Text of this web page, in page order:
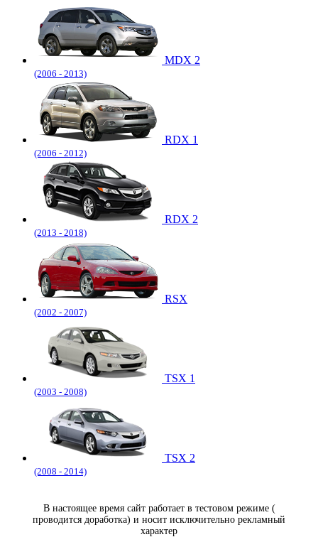
MDX 2
(2006 - 2013)
RDX 1
(2006 - 2012)
RDX 2
(2013 - 2018)
RSX
(2002 - 2007)
TSX 1
(2003 - 2008)
TSX 2
(2008 - 2014)
В настоящее время сайт работает в тестовом режиме (
проводится доработка) и носит исключительно рекламный
характер